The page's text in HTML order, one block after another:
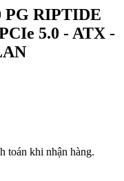
PG RIPTIDE
5.0 - ATX -
toán khi nhận hàng.